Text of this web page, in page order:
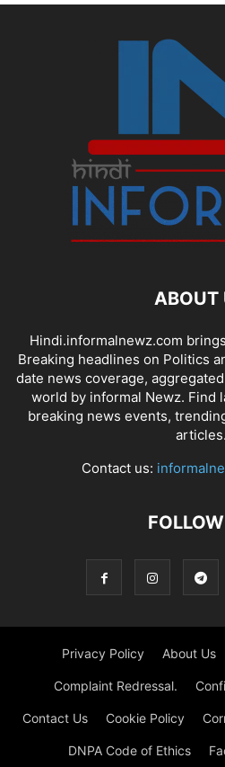
ABOUT
Hindi.informalnewz.com
Breaking headlines on Politics
date news coverage,
world by informal Newz. Find
breaking news events,
articles.
Contact us:
Privacy Policy About Us
Complaint Redressal.
Contact Us Cookie Policy
DNPA Code of Ethics